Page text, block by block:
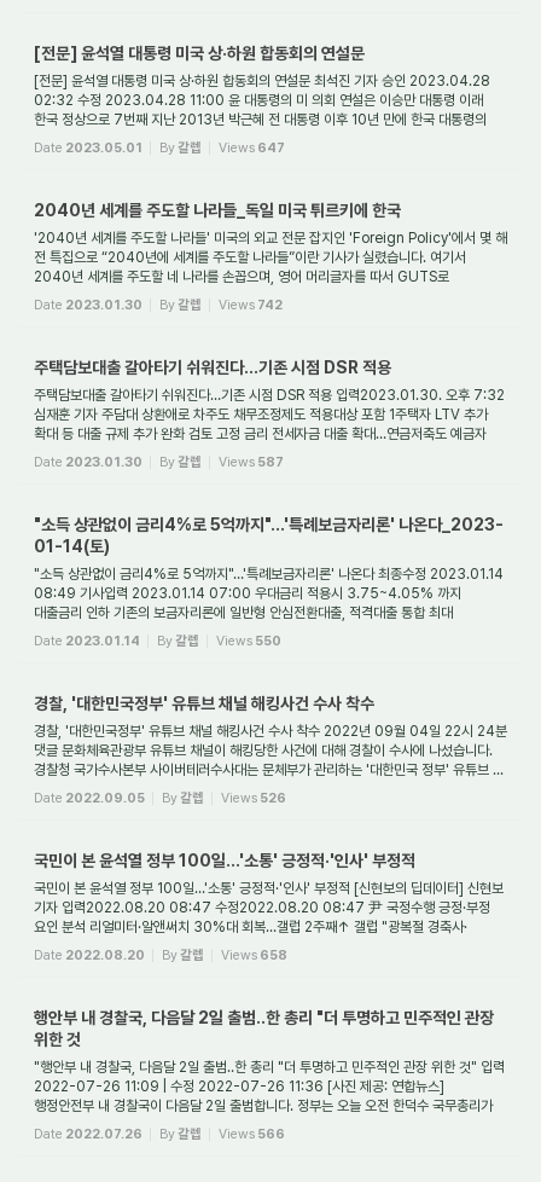
[전문] 윤석열 대통령 미국 상·하원 합동회의 연설문
[전문] 윤석열 대통령 미국 상·하원 합동회의 연설문 최석진 기자 승인 2023.04.28
02:32 수정 2023.04.28 11:00 윤 대통령의 미 의회 연설은 이승만 대통령 이래
한국 정상으로 7번째 지난 2013년 박근혜 전 대통령 이후 10년 만에 한국 대통령의
연설 이날 ...
Date 2023.05.01 By갈렙 Views 647
2040년 세계를 주도할 나라들_독일 미국 튀르키에 한국
'2040년 세계를 주도할 나라들' 미국의 외교 전문 잡지인 'Foreign Policy'에서 몇 해
전 특집으로 “2040년에 세계를 주도할 나라들”이란 기사가 실렸습니다. 여기서
2040년 세계를 주도할 네 나라를 손꼽으며, 영어 머리글자를 따서 GUTS로
표시하였는데, G는...
Date 2023.01.30 By갈렙 Views 742
주택담보대출 갈아타기 쉬워진다…기존 시점 DSR 적용
주택담보대출 갈아타기 쉬워진다…기존 시점 DSR 적용 입력2023.01.30. 오후 7:32
심재훈 기자 주담대 상환애로 차주도 채무조정제도 적용대상 포함 1주택자 LTV 추가
확대 등 대출 규제 추가 완화 검토 고정 금리 전세자금 대출 확대…연금저축도 예금자
보호 ...
Date 2023.01.30 By갈렙 Views 587
"소득 상관없이 금리4%로 5억까지"…'특례보금자리론' 나온다_2023-
01-14(토)
"소득 상관없이 금리4%로 5억까지"…'특례보금자리론' 나온다 최종수정 2023.01.14
08:49 기사입력 2023.01.14 07:00 우대금리 적용시 3.75~4.05% 까지
대출금리 인하 기존의 보금자리론에 일반형 안심전환대출, 적격대출 통합 최대
5억원까지 LTV·DTI 한도 안...
Date 2023.01.14 By갈렙 Views 550
경찰, '대한민국정부' 유튜브 채널 해킹사건 수사 착수
경찰, '대한민국정부' 유튜브 채널 해킹사건 수사 착수 2022년 09월 04일 22시 24분
댓글 문화체육관광부 유튜브 채널이 해킹당한 사건에 대해 경찰이 수사에 나섰습니다.
경찰청 국가수사본부 사이버테러수사대는 문체부가 관리하는 '대한민국 정부' 유튜브 ...
Date 2022.09.05 By갈렙 Views 526
국민이 본 윤석열 정부 100일…'소통' 긍정적·'인사' 부정적
국민이 본 윤석열 정부 100일…'소통' 긍정적·'인사' 부정적 [신현보의 딥데이터] 신현보
기자 입력2022.08.20 08:47 수정2022.08.20 08:47 尹 국정수행 긍정·부정
요인 분석 리얼미터·알앤써치 30%대 회복…갤럽 2주째↑ 갤럽 "광복절 경축사·
기자회견에 지지층 ...
Date 2022.08.20 By갈렙 Views 658
행안부 내 경찰국, 다음달 2일 출범‥한 총리 "더 투명하고 민주적인 관장
위한 것
"행안부 내 경찰국, 다음달 2일 출범‥한 총리 "더 투명하고 민주적인 관장 위한 것" 입력
2022-07-26 11:09 | 수정 2022-07-26 11:36 [사진 제공: 연합뉴스]
행정안전부 내 경찰국이 다음달 2일 출범합니다. 정부는 오늘 오전 한덕수 국무총리가
주재한 국무회...
Date 2022.07.26 By갈렙 Views 566